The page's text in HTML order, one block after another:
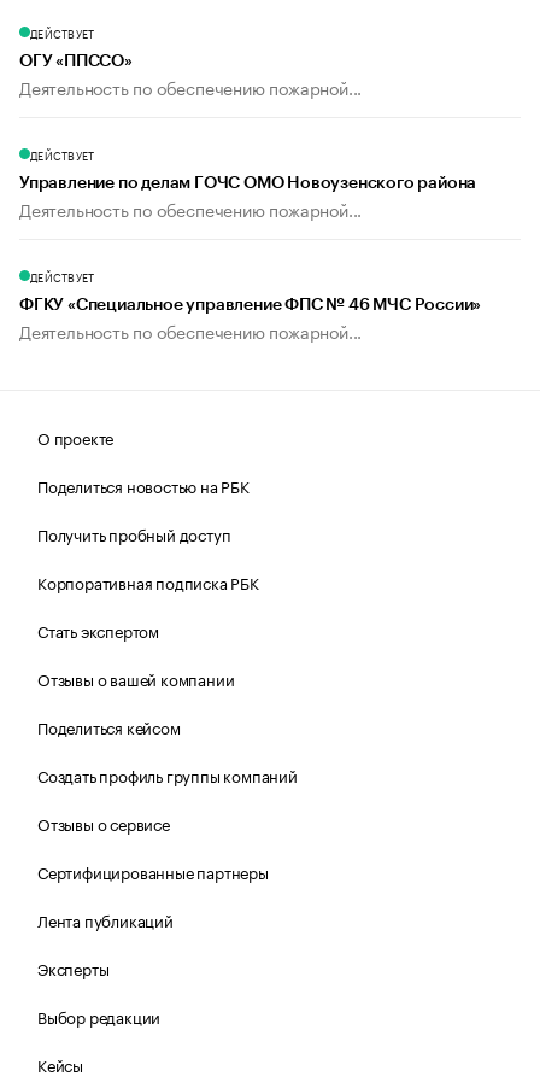
ДЕЙСТВУЕТ
ОГУ «ППССО»
Деятельность по обеспечению пожарной...
ДЕЙСТВУЕТ
Управление по делам ГОЧС ОМО Новоузенского района
Деятельность по обеспечению пожарной...
ДЕЙСТВУЕТ
ФГКУ «Специальное управление ФПС № 46 МЧС России»
Деятельность по обеспечению пожарной...
О проекте
Поделиться новостью на РБК
Получить пробный доступ
Корпоративная подписка РБК
Стать экспертом
Отзывы о вашей компании
Поделиться кейсом
Создать профиль группы компаний
Отзывы о сервисе
Сертифицированные партнеры
Лента публикаций
Эксперты
Выбор редакции
Кейсы